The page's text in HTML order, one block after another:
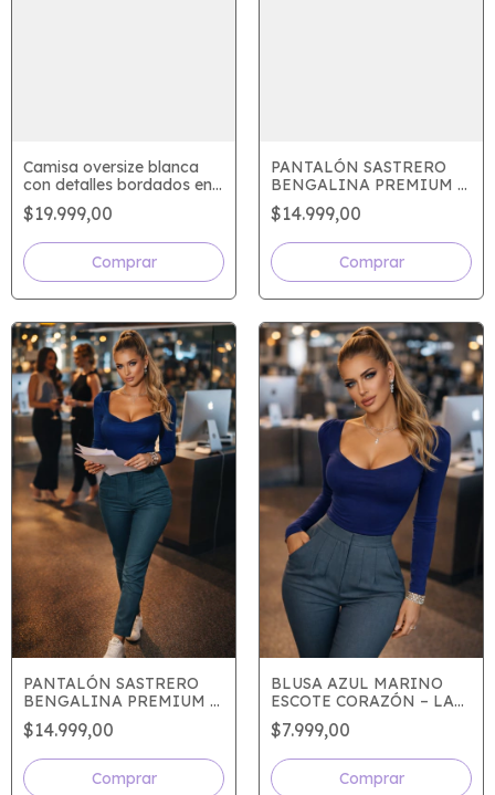
Camisa oversize blanca
con detalles bordados en
hombros – Talle único
$19.999,00
PANTALÓN SASTRERO
BENGALINA PREMIUM –
AZUL MARINO | CON
PASA CINTOS
$14.999,00
PANTALÓN SASTRERO
BENGALINA PREMIUM –
CINTURA DE AVISPA |
GRIS TOPO ELEGANTE
$14.999,00
BLUSA AZUL MARINO
ESCOTE CORAZÓN – LA
PRENDA QUE HACE QUE
TE MIREN SIN
ESFUERZO
$7.999,00